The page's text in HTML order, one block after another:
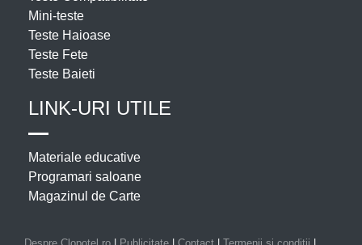
Mini-teste
Teste Haioase
Teste Fete
Teste Baieti
LINK-URI UTILE
Materiale educative
Programari saloane
Magazinul de Carte